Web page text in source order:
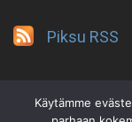
Piksu RSS
Käytämme